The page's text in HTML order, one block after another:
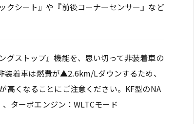
クシート』や『前後コーナーセンサー』など
グストップ』機能を、思い切って非装着車の
着車は燃費が▲2.6km/Lダウンするため、
高くなることにご注意ください。KF型のNA
ターボエンジン：WLTCモード